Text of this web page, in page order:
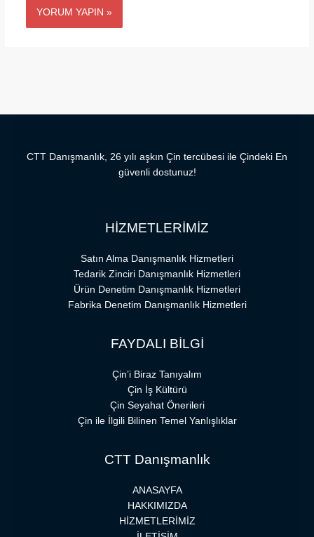
CTT Danışmanlık, 26 yılı aşkın Çin tercübesi ile Çindeki En
güvenli dostunuz!
HİZMETLERİMİZ
Satın Alma Danışmanlık Hizmetleri
Tedarik Zinciri Danışmanlık Hizmetleri
Ürün Denetim Danışmanlık Hizmetleri
Fabrika Denetim Danışmanlık Hizmetleri
FAYDALI BİLGİ
Çin’i Biraz Tanıyalım
Çin İş Kültürü
Çin Seyahat Önerileri
Çin ile İlgili Bilinen Temel Yanlışlıklar
CTT Danışmanlık
ANASAYFA
HAKKIMIZDA
HİZMETLERİMİZ